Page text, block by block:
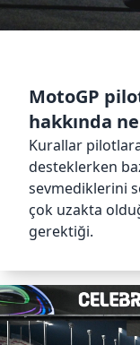
MotoGP
hakkında
Kurallar
desteklerken
sevmediklerini
çok uzakta
gerektiği.